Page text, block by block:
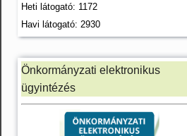
Heti látogató: 1172
Havi látogató: 2930
Önkormányzati elektronikus
ügyintézés